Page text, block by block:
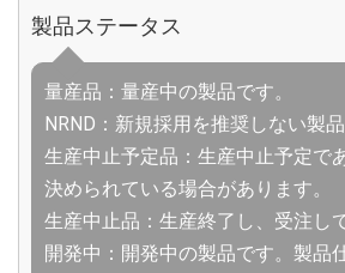
製品ステータス
量産品：量産中の製品です。
NRND：新規採用を推奨しない製品
生産中止予定品：生産中止予定で
決められている場合があります。
生産中止品：生産終了し、受注し
開発中：開発中の製品です。製品